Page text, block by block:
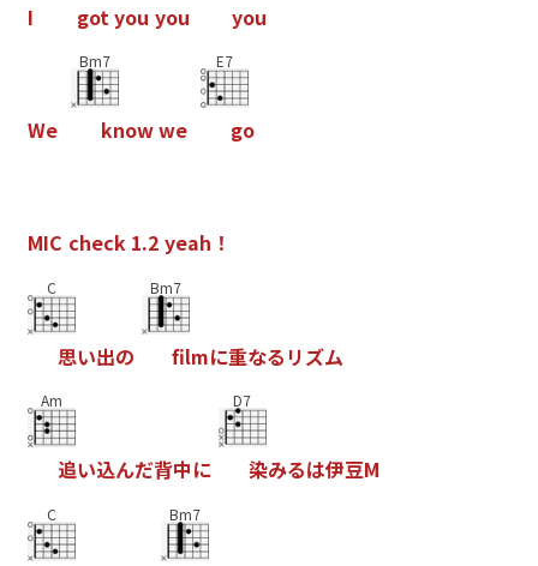
I got you you you
We
Bm7
knowwe
E7
go
MIC check 1.2 yeah ！
C
思い出の
Bm7
flmに重なる リズム
Am
追い込んだ背中に
D7
染みるは伊豆M
C Bm7